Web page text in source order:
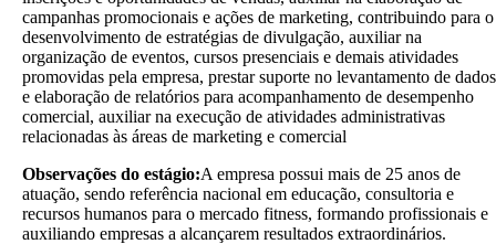
campanhas promocionais e ações de marketing, contribuindo para o
desenvolvimento de estratégias de divulgação, auxiliar na
organização de eventos, cursos presenciais e demais atividades
promovidas pela empresa, prestar suporte no levantamento de dados
e elaboração de relatórios para acompanhamento de desempenho
comercial, auxiliar na execução de atividades administrativas
relacionadas às áreas de marketing e comercial
Observações do estágio:A empresa possui mais de 25 anos de
atuação, sendo referência nacional em educação, consultoria e
recursos humanos para o mercado fitness, formando profissionais e
auxiliando empresas a alcançarem resultados extraordinários.